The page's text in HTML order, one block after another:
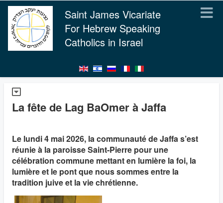
Saint James Vicariate
For Hebrew Speaking
Catholics in Israel
La fête de Lag BaOmer à Jaffa
Le lundi 4 mai 2026, la communauté de Jaffa s’est
réunie à la paroisse Saint-Pierre pour une
célébration commune mettant en lumière la foi, la
lumière et le pont que nous sommes entre la
tradition juive et la vie chrétienne.